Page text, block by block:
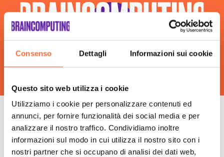
Consenso Dettagli Informazioni sui cookie
Questo sito web utilizza i cookie
Utilizziamo i cookie per personalizzare contenuti ed
annunci, per fornire funzionalità dei social media e per
analizzare il nostro traffico. Condividiamo inoltre
informazioni sul modo in cui utilizza il nostro sito con i
nostri partner che si occupano di analisi dei dati web,
Le fasi della nostra